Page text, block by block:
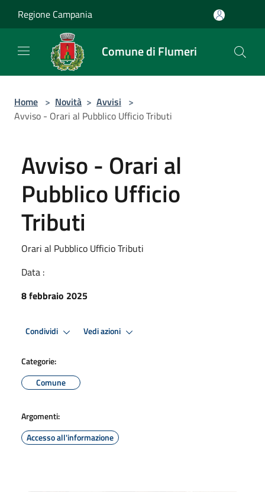
Regione Campania
Comune di Flumeri
Home > Novità > Avvisi >
Avviso - Orari al Pubblico Ufficio Tributi
Avviso - Orari al
Pubblico Ufficio
Tributi
Orari al Pubblico Ufficio Tributi
Data :
8 febbraio 2025
Condividi Vedi azioni
Categorie:
Comune
Argomenti:
Accesso all'informazione